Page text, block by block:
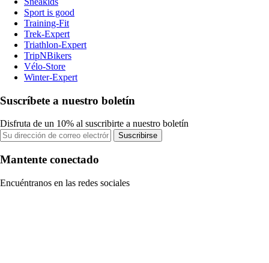
Sport is good
Training-Fit
Trek-Expert
Triathlon-Expert
TripNBikers
Vélo-Store
Winter-Expert
Suscríbete a nuestro boletín
Disfruta de un 10% al suscribirte a nuestro boletín
Suscribirse
Mantente conectado
Encuéntranos en las redes sociales